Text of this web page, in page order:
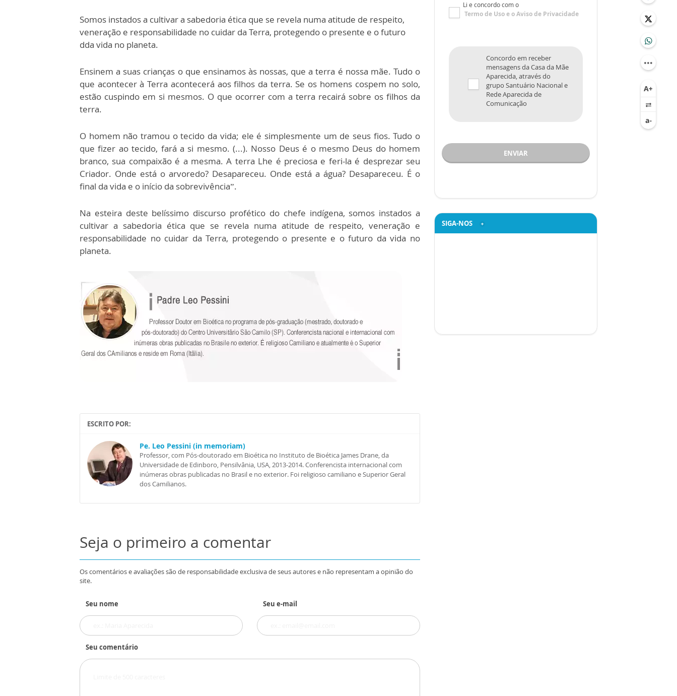
Somos instados a cultivar a sabedoria ética que se revela numa atitude de respeito,
veneração e responsabilidade no cuidar da Terra, protegendo o presente e o futuro
dda vida no planeta.
Ensinem a suas crianças o que ensinamos às nossas, que a terra é nossa mãe. Tudo o
que acontecer à Terra acontecerá aos filhos da terra. Se os homens cospem no solo,
estão cuspindo em si mesmos. O que ocorrer com a terra recairá sobre os filhos da
terra.
O homem não tramou o tecido da vida; ele é simplesmente um de seus fios. Tudo o
que fizer ao tecido, fará a si mesmo. (...). Nosso Deus é o mesmo Deus do homem
branco, sua compaixão é a mesma. A terra Lhe é preciosa e feri-la é desprezar seu
Criador. Onde está o arvoredo? Desapareceu. Onde está a água? Desapareceu. É o
final da vida e o início da sobrevivência”.
Na esteira deste belíssimo discurso profético do chefe indígena, somos instados a
cultivar a sabedoria ética que se revela numa atitude de respeito, veneração e
responsabilidade no cuidar da Terra, protegendo o presente e o futuro da vida no
planeta.
ESCRITO POR:
Pe. Leo Pessini (in memoriam)
Professor, com Pós-doutorado em Bioética no Instituto de Bioética James Drane, da
Universidade de Edinboro, Pensilvânia, USA, 2013-2014. Conferencista internacional com
inúmeras obras publicadas no Brasil e no exterior. Foi religioso camiliano e Superior Geral
dos Camilianos.
Seja o primeiro a comentar
Os comentários e avaliações são de responsabilidade exclusiva de seus autores e não representam a opinião do
site.
Seu nome Seu e-mail
Seu comentário
Li e concordo com o
Termo de Usoe oAviso de Privacidade
Concordo em receber
mensagens da Casa da Mãe
Aparecida, através do
grupo Santuário Nacional e
Rede Aparecida de
Comunicação
ENVIAR
SIGA-NOS